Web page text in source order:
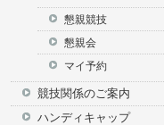
懇親競技
懇親会
マイ予約
競技関係のご案内
ハンディキャップ